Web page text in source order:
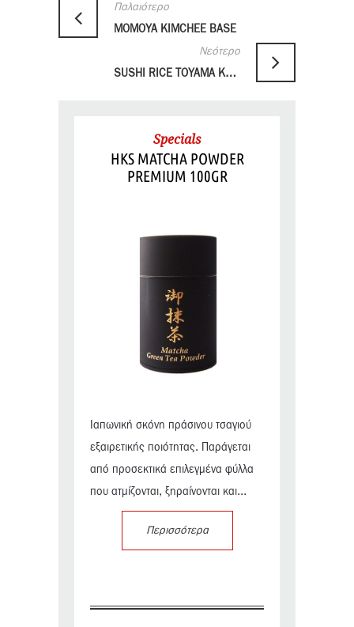
Παλαιότερο
MOMOYA KIMCHEE BASE
Νεότερο
SUSHI RICE TOYAMA KOSHIHIKARI
Specials
HKS MATCHA POWDER
PREMIUM 100GR
Ιαπωνική σκόνη πράσινου τσαγιού
εξαιρετικής ποιότητας. Παράγεται
από προσεκτικά επιλεγμένα φύλλα
που ατμίζονται, ξηραίνονται και...
Περισσότερα